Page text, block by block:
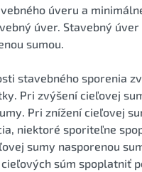
úveru a
úver. Stavebný
sumou.
stavebného sporenia
Pri zvýšení cieľovej
Pri znížení cieľovej
niektoré sporiteľne
sumy nasporenou
súm spoplatniť